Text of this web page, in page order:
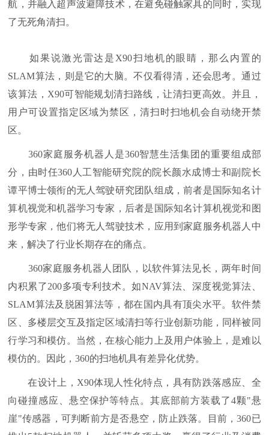
航，并融入超声波避障技术，在避免碰触家具的同时，实现
了无死角清扫。
如果说激光雷达是X90扫地机的眼睛，那么内置的
SLAM算法，则是它的大脑。不仅看得清，还会思考。通过
该算法，X90可智能规划清扫路线，让清扫更高效。并且，
用户可设置指定区域为禁区，清扫时扫地机会自动绕开禁
区。
360家庭服务机器人是360智慧生活集团的重要组成部
分，由时任360人工智能研究院的院长颜水成博士和副院长
谭平博士领衔的无人驾驶研究团队组成，前者是国际知名计
算机视觉和机器学习专家，后者是国际知名计算机视觉和图
形学专家，他们将无人驾驶技术，应用到家庭服务机器人中
来，解决了行业长期存在的痛点。
360家庭服务机器人团队，以软件算法见长，两年时间
内积累了200多项专利技术。如NAV算法、深度视觉算法、
SLAM算法及脱困算法等，都在国内具有顶尖水平。软件禁
区、多楼层交互及指定区域清扫等行业创新功能，同样被同
行学习和模仿。当然，在核心能力上及用户体验上，是难以
模仿的。因此，360的扫地机具有差异化优势。
在设计上，X90体现人性化特点，具有防跌落感应、全
向碰撞感应、悬空保护等特点。其底部前方装载了4颗"悬
崖"传感器，可判断前方是否悬空，防止跌落。目前，360已